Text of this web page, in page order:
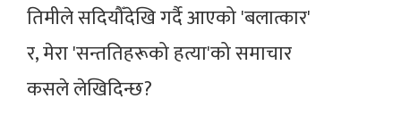
तिमीले सदियौँदेखि गर्दै आएको 'बलात्कार'
र, मेरा 'सन्ततिहरूको हत्या'को समाचार
कसले लेखिदिन्छ?